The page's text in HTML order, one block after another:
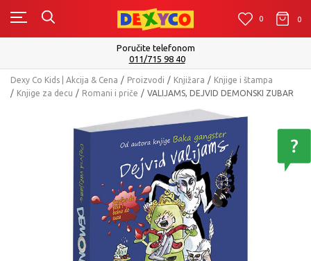
0 0 0
Poručite telefonom
011/715 98 40
Dexy Co Kids | Akcija & Cena Proizvodi Knjižara
Knjige i štampa
Knjige za decu
Romani i priče VALIJAMS, DEJVID DEMONSKI ZUBAR